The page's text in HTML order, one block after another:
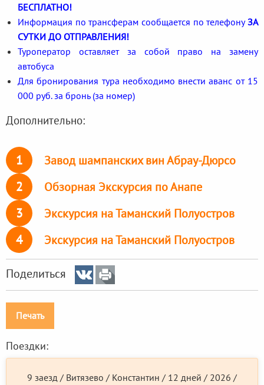
БЕСПЛАТНО!
Информация по трансферам сообщается по телефонуЗА
СУТКИ ДО ОТПРАВЛЕНИЯ!
Туроператор оставляет за собой право на замену
автобуса
Для бронирования тура необходимо внести аванс от 15
000 руб. за бронь (за номер)
Дополнительно:
1 Завод шампанских вин Абрау-Дюрсо
2 Обзорная Экскурсия по Анапе
3 Экскурсия на Таманский Полуостров
4 Экскурсия на Таманский Полуостров
Поделиться
Печать
Поездки:
9 заезд / Витязево / Константин / 12 дней / 2026 /